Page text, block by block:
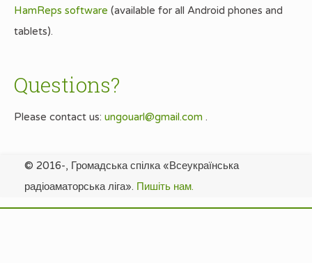
HamReps software (available for all Android phones and
tablets).
Questions?
Please contact us: ungouarl@gmail.com .
© 2016-, Громадська спілка «Всеукраїнська
радіоаматорська ліга». Пишіть нам.